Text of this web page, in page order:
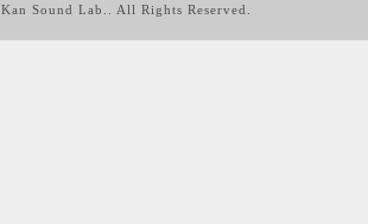
Kan Sound Lab. . All Rights Reserved.